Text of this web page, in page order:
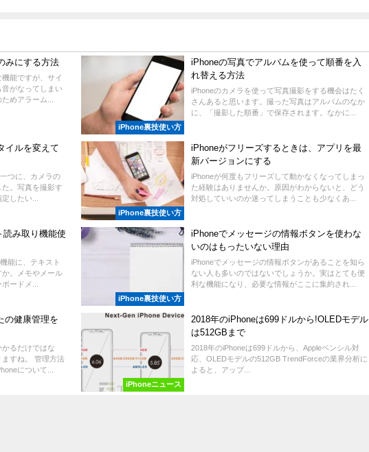
みにする方法
能ですが、サイ
がなってしまい
めアラーム...
iPhone裏技使い方
iPhoneの写真でアルバムを使って順番を入
れ替える方法
iPhoneのカメラを使って写真撮影をする機会はたく
さんあると思います。撮った写真はアルバムのなか
に、「撮影した順番」で保存されます。なかに...
イルを変えて
つに、カメラの
。写真を撮影す
したい...
iPhone裏技使い方
iPhoneがフリーズするときは、アプリを最
新バージョンにする
iPhoneが何度もフリーズして動かなくなってしまっ
た経験はありませんか。原因がわからないと、どう
対処していいのか迷ってしまうことも少なくあ...
読み取り機能使
能に、テキスト
。メモやメール
ードメ...
iPhone裏技使い方
iPhoneでメッセージの情報ボタンを使わな
いのはもったいない理由
iPhoneでメッセージの情報ボタンがあることを知ら
ない人も多いのではないでしょうか。実はとても便
利な機能になり、必要な情報がここに集約され...
の健康管理を
るだけではな
ますね。 管理方法
について...
iPhoneニュース
2018年のiPhoneは699ドルから!OLEDモデル
は512GBまで
2018年のiPhoneは699ドルから、Appleペンシル対
応、OLEDモデルの512GB TrendForceの業界分析に
よると、アップ...